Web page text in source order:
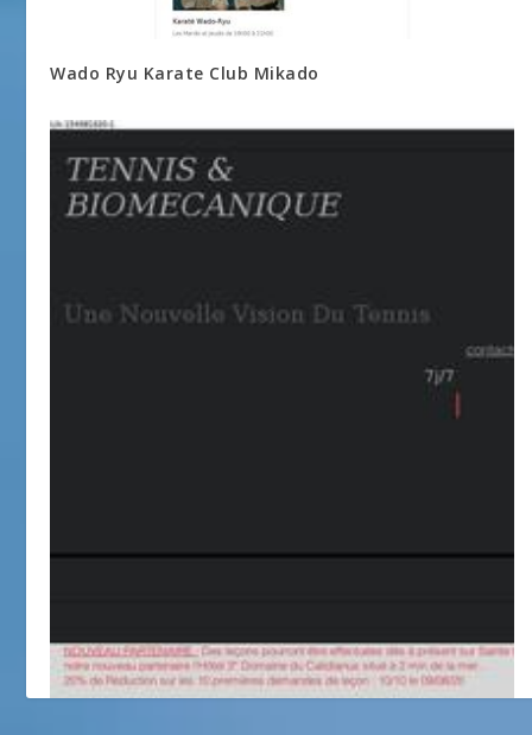
Wado Ryu Karate Club Mikado